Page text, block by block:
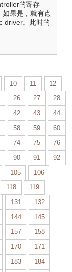
的寄存
如果是，就有点
driver。此时的
10 11
12
26 27
28
42 43
44
58 59
60
74 75
76
90 91
92
105
106
118
119
131
132
144
145
157
158
170
171
183
184